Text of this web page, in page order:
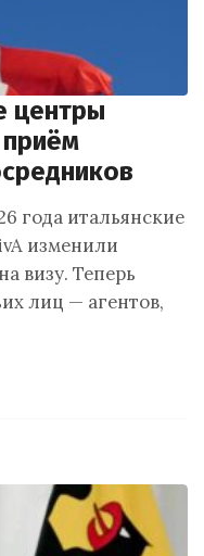
центры
приём
года итальянские
изменили
визу. Теперь
лиц — агентов,